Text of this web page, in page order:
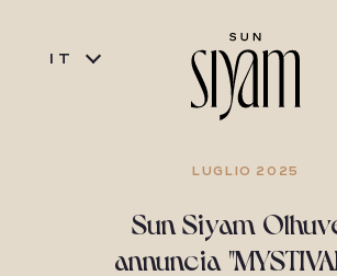
IT
LUGLIO 2025
Sun Siyam
annuncia